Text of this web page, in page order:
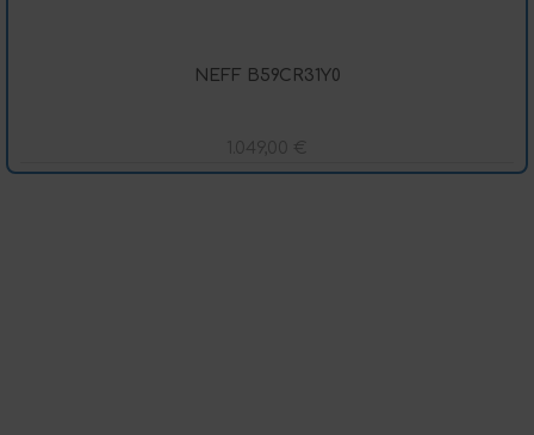
NEFF B59CR31Y0
1.049,00 €